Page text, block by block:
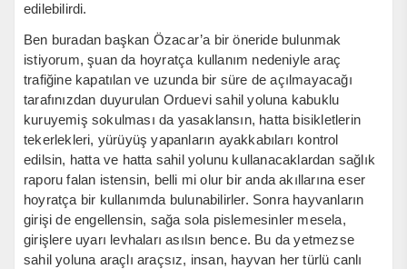
edilebilirdi.
Ben buradan başkan Özacar’a bir öneride bulunmak
istiyorum, şuan da hoyratça kullanım nedeniyle araç
trafiğine kapatılan ve uzunda bir süre de açılmayacağı
tarafınızdan duyurulan Orduevi sahil yoluna kabuklu
kuruyemiş sokulması da yasaklansın, hatta bisikletlerin
tekerlekleri, yürüyüş yapanların ayakkabıları kontrol
edilsin, hatta ve hatta sahil yolunu kullanacaklardan sağlık
raporu falan istensin, belli mi olur bir anda akıllarına eser
hoyratça bir kullanımda bulunabilirler. Sonra hayvanların
girişi de engellensin, sağa sola pislemesinler mesela,
girişlere uyarı levhaları asılsın bence. Bu da yetmezse
sahil yoluna araçlı araçsız, insan, hayvan her türlü canlı